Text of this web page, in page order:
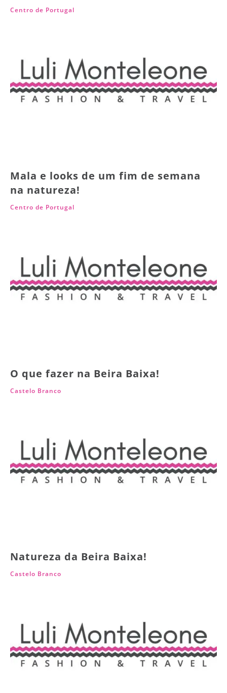
Centro de Portugal
Mala e looks de um fim de semana
na natureza!
Centro de Portugal
O que fazer na Beira Baixa!
Castelo Branco
Natureza da Beira Baixa!
Castelo Branco